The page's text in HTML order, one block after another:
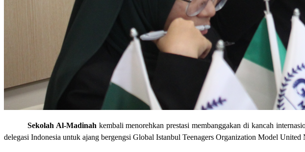
Sekolah Al-Madinahkembali menorehkan prestasi membanggakan di kancah
delegasi Indonesia untuk ajang bergengsi Global Istanbul Teenagers Organization Model